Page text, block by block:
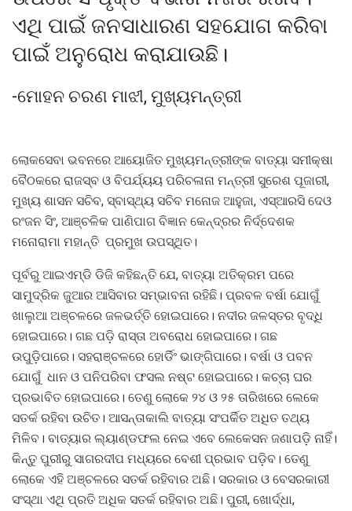
ଏଥି ପାଇଁ ଜନସାଧାରଣ ସହଯୋଗ କରିବା
ପାଇଁ ଅନୁରୋଧ କରାଯାଉଛି।
-ମୋହନ ଚରଣ ମାଝୀ, ମୁଖ୍ୟମନ୍ତ୍ରୀ
ଲୋକସେବା ଭବନରେ ଆୟୋଜିତ ମୁଖ୍ୟମନ୍ତ୍ରୀଙ୍କ ବାତ୍ୟା ସମୀକ୍ଷା
ବୈଠକରେ ରାଜସ୍ବ ଓ ବିପର୍ଯ୍ୟୟ ପରିଚଳାନା ମନ୍ତ୍ରୀ ସୁରେଶ ପୂଜାରୀ,
ମୁଖ୍ୟ ଶାସନ ସଚିବ, ସ୍ବାସ୍ଥ୍ୟ ସଚିବ ମନୋଜ ଆହୁଜା, ଏସ୍‌ଆରସି ଦେଓ
ରଂଜନ ସିଂ, ଆଞ୍ଚଳିକ ପାଣିପାଗ ବିଜ୍ଞାନ କେନ୍ଦ୍ରର ନିର୍ଦ୍ଦେଶକ
ମନୋରାମା ମହାନ୍ତି ପ୍ରମୁଖ ଉପସ୍ଥିତ।
ପୂର୍ବରୁ ଆଇଏମ୍‌ଡି ଡିଜି କହିଛନ୍ତି ଯେ, ବାତ୍ୟା ଅତିକ୍ରମ ପରେ
ସାମୁଦ୍ରିକ ଜୁଆର ଆସିବାର ସମ୍ଭାବନା ରହିଛି। ପ୍ରବଳ ବର୍ଷା ଯୋଗୁଁ
ଖାଲୁଆ ଅଞ୍ଚଳରେ ଜଳଭର୍ତ୍ତି ହୋଇପାରେ। ନଦୀର ଜଳସ୍ତର ବୃଦ୍ଧି
ହୋଇପାରେ। ଗଛ ପଡ଼ି ରାସ୍ତା ଅବରୋଧ ହୋଇପାରେ। ଗଛ
ଉପୁଡ଼ିପାରେ। ସହରାଞ୍ଚଳରେ ହୋର୍ଡିଂ ଭାଙ୍ଗିପାରେ। ବର୍ଷା ଓ ପବନ
ଯୋଗୁଁ ଧାନ ଓ ପନିପରିବା ଫସଲ ନଷ୍ଟ ହୋଇପାରେ। କଚ୍ଚା ଘର
ପ୍ରଭାବିତ ହୋଇପାରେ। ତେଣୁ ଲୋକେ ୨୪ ଓ ୨୫ ତାରିଖରେ ଲେକେ
ସତର୍କ ରହିବା ଉଚିତ। ଆସନ୍ତାକାଲି ବାତ୍ୟା ସଂପର୍କିତ ଅଧିତ ତଥ୍ୟ
ମିଳିବ। ବାତ୍ୟାର ଲ୍ୟାଣ୍ଡଫଲ ନେଇ ଏବେ ଲେକେସନ ଜଣାପଡ଼ି ନାହିଁ।
କିନ୍ତୁ ପୁରୀରୁ ସାଗରଦୀପ ମଧ୍ୟରେ ବେଶୀ ପ୍ରଭାବ ପଡ଼ିବ। ତେଣୁ
ଲୋକେ ଏହି ଅଞ୍ଚଳରେ ସତର୍କ ରହିବାର ଅଛି। ସରକାର ଓ ବେସରକାରୀ
ସଂସ୍ଥା ଏଥି ପ୍ରତି ଅଧିକ ସତର୍କ ରହିବାର ଅଛି। ପୁରୀ, ଖୋର୍ଦ୍ଧା,